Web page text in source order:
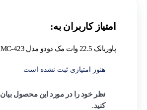
امتیاز کاربران به:
پاوربانک 22.5 وات مک دودو مدل MC-423 ظرفیت 20000 میلی آمپر ساعت
هنوز امتیازی ثبت نشده است
نظر خود را در مورد این محصول بیان
کنید.